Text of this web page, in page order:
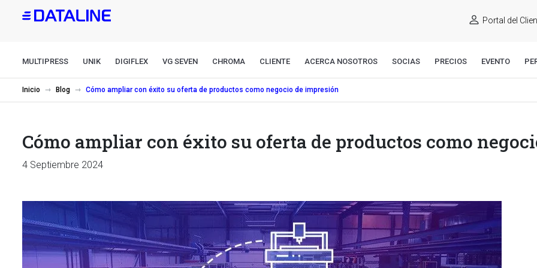
Portal del
MULTIPRESS UNIK DIGIFLEX VG SEVEN CHROMA CLIENTE ACERCA NOSOTROS SOCIAS PRECIOS EVENTO
Inicio Blog Cómo ampliar con éxito su oferta de productos como negocio de impresión
Cómo ampliar con éxito su oferta de productos como
4 Septiembre 2024